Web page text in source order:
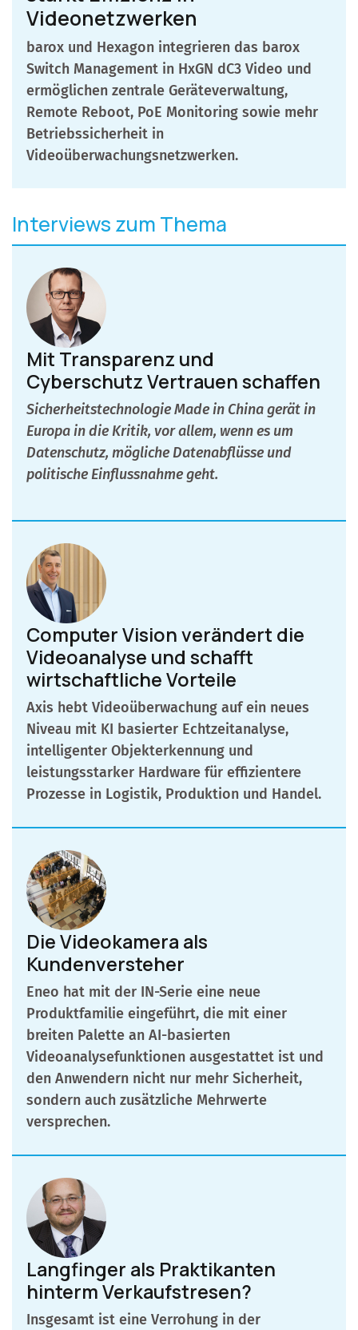
Videonetzwerken
barox und Hexagon integrieren das barox
Switch Management in HxGN dC3 Video und
ermöglichen zentrale Geräteverwaltung,
Remote Reboot, PoE Monitoring sowie mehr
Betriebssicherheit in
Videoüberwachungsnetzwerken.
Interviews zum Thema
Mit Transparenz und
Cyberschutz Vertrauen schaffen
Sicherheitstechnologie Made in China gerät in
Europa in die Kritik, vor allem, wenn es um
Datenschutz, mögliche Datenabflüsse und
politische Einflussnahme geht.
Computer Vision verändert die
Videoanalyse und schafft
wirtschaftliche Vorteile
Axis hebt Videoüberwachung auf ein neues
Niveau mit KI basierter Echtzeitanalyse,
intelligenter Objekterkennung und
leistungsstarker Hardware für effizientere
Prozesse in Logistik, Produktion und Handel.
Die Videokamera als
Kundenversteher
Eneo hat mit der IN-Serie eine neue
Produktfamilie eingeführt, die mit einer
breiten Palette an AI-basierten
Videoanalysefunktionen ausgestattet ist und
den Anwendern nicht nur mehr Sicherheit,
sondern auch zusätzliche Mehrwerte
versprechen.
Langfinger als Praktikanten
hinterm Verkaufstresen?
Insgesamt ist eine Verrohung in der